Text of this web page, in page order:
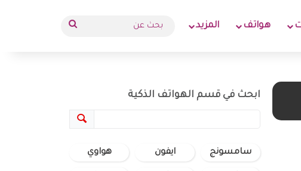
هواتف المزيد بحث
ابحث في قسم الهواتف الذكية
سامسونج ايفون هواوي